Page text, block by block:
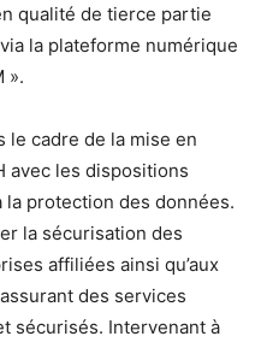
qualité de tierce partie
la plateforme numérique
».
le cadre de la mise en
avec les dispositions
protection des données.
la sécurisation des
affiliées ainsi qu’aux
des services
sécurisés. Intervenant à